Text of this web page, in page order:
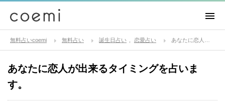
無料占いcoemi 無料占い 誕生日占い 恋愛占い
あなたに恋人が出来るタイミングを占いま
す。